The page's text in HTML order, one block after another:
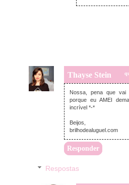
Thayse Stein
Nossa, pena que vai
porque eu AMEI
incrível *-*
Beijos,
brilhodealuguel.com
Responder
Respostas